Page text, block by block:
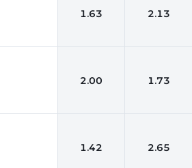
1.63 2.13
2.00 1.73
1.42 2.65